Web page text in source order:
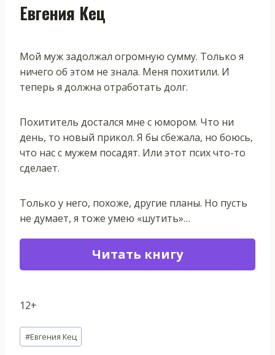
Евгения Кец
Мой муж задолжал огромную сумму. Только я
ничего об этом не знала. Меня похитили. И
теперь я должна отработать долг.
Похититель достался мне с юмором. Что ни
день, то новый прикол. Я бы сбежала, но боюсь,
что нас с мужем посадят. Или этот псих что-то
сделает.
Только у него, похоже, другие планы. Но пусть
не думает, я тоже умею «шутить»…
Читать книгу
12+
Метки
записи:
#Евгения Кец